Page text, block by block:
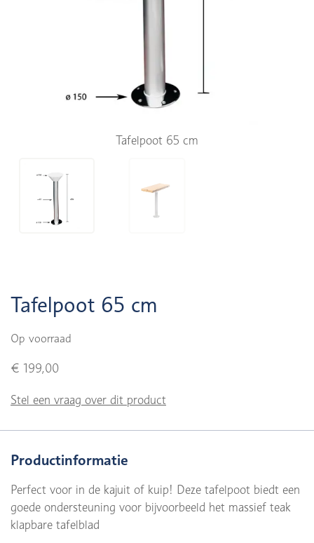
Tafelpoot 65 cm
Tafelpoot 65 cm
Op voorraad
€ 199,00
Stel een vraag over dit product
Productinformatie
Perfect voor in de kajuit of kuip! Deze tafelpoot biedt een
goede ondersteuning voor bijvoorbeeld het massief teak
klapbare tafelblad